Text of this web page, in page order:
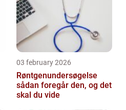
03 february 2026
Røntgenundersøgelse
sådan foregår den, og det
skal du vide